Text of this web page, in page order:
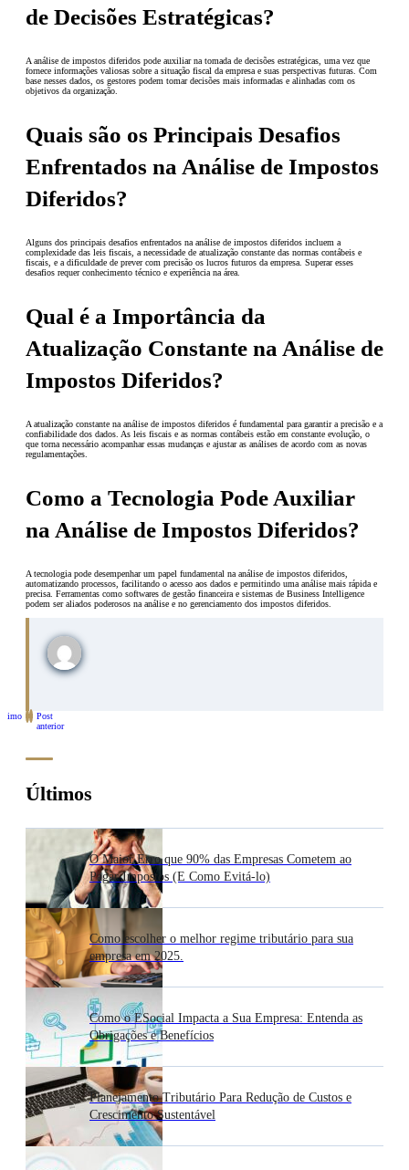
de Decisões Estratégicas?
A análise de impostos diferidos pode auxiliar na tomada de decisões estratégicas, uma vez que
fornece informações valiosas sobre a situação fiscal da empresa e suas perspectivas futuras. Com
base nesses dados, os gestores podem tomar decisões mais informadas e alinhadas com os
objetivos da organização.
Quais são os Principais Desafios
Enfrentados na Análise de Impostos
Diferidos?
Alguns dos principais desafios enfrentados na análise de impostos diferidos incluem a
complexidade das leis fiscais, a necessidade de atualização constante das normas contábeis e
fiscais, e a dificuldade de prever com precisão os lucros futuros da empresa. Superar esses
desafios requer conhecimento técnico e experiência na área.
Qual é a Importância da
Atualização Constante na Análise de
Impostos Diferidos?
A atualização constante na análise de impostos diferidos é fundamental para garantir a precisão e a
confiabilidade dos dados. As leis fiscais e as normas contábeis estão em constante evolução, o
que torna necessário acompanhar essas mudanças e ajustar as análises de acordo com as novas
regulamentações.
Como a Tecnologia Pode Auxiliar
na Análise de Impostos Diferidos?
A tecnologia pode desempenhar um papel fundamental na análise de impostos diferidos,
automatizando processos, facilitando o acesso aos dados e permitindo uma análise mais rápida e
precisa. Ferramentas como softwares de gestão financeira e sistemas de Business Intelligence
podem ser aliados poderosos na análise e no gerenciamento dos impostos diferidos.
Post
anterior
Últimos
O Maior Erro que 90% das Empresas Cometem ao
Pagar Impostos (E Como Evitá-lo)
Como escolher o melhor regime tributário para sua
empresa em 2025.
Como o ESocial Impacta a Sua Empresa: Entenda as
Obrigações e Benefícios
Planejamento Tributário Para Redução de Custos e
Crescimento Sustentável